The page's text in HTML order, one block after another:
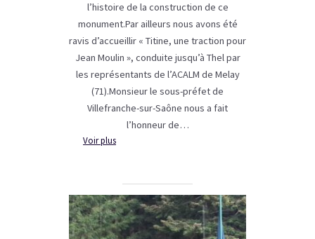
l’histoire de la construction de ce
monument.Par ailleurs nous avons été
ravis d’accueillir « Titine, une traction pour
Jean Moulin », conduite jusqu’à Thel par
les représentants de l’ACALM de Melay
(71).Monsieur le sous-préfet de
Villefranche-sur-Saône nous a fait
l’honneur de…
Voir plus:
82ème
anniversaire
de
l’attaque